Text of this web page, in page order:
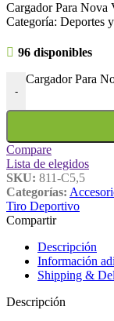
Cargador Para Nova
Categoría: Deportes
96 disponibles
-
Cargador Para
Compare
Lista de elegidos
SKU: 811-C5,5
Categorías:
Tiro Deportivo
Compartir
Descripción
Información
Shipping &
Descripción